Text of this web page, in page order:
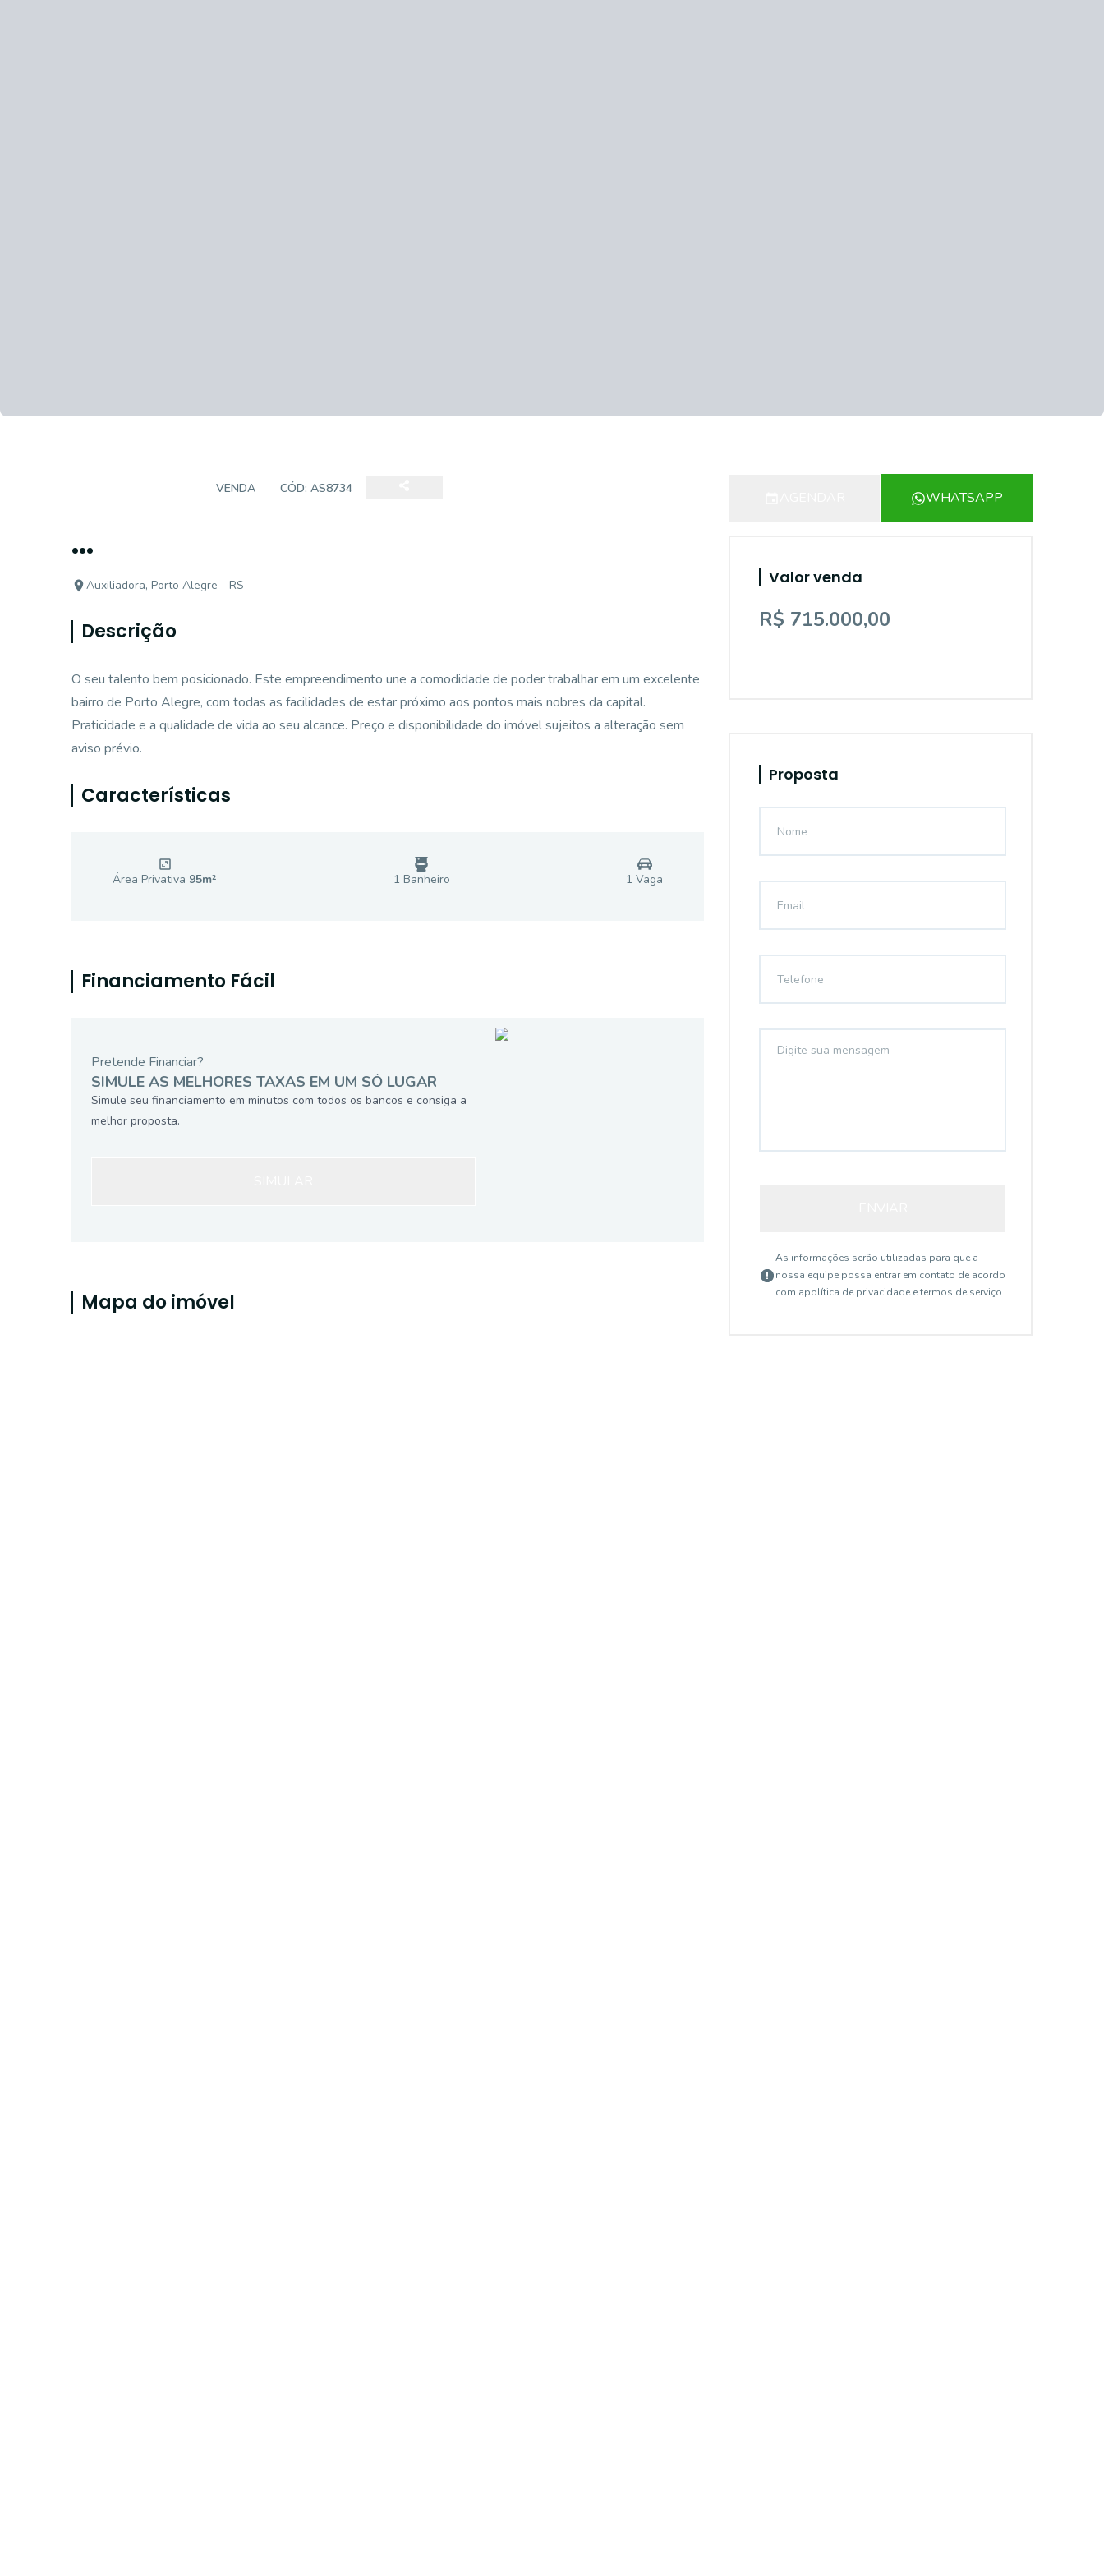
VENDA CÓD: AS8734
...
Auxiliadora, Porto Alegre - RS
Descrição
O seu talento bem posicionado. Este empreendimento une a comodidade de poder trabalhar em um excelente
bairro de Porto Alegre, com todas as facilidades de estar próximo aos pontos mais nobres da capital.
Praticidade e a qualidade de vida ao seu alcance. Preço e disponibilidade do imóvel sujeitos a alteração sem
aviso prévio.
Características
Área Privativa 95m² 1 Banheiro 1 Vaga
Financiamento Fácil
Pretende Financiar?
SIMULE AS MELHORES TAXAS EM UM SÓ LUGAR
Simule seu financiamento em minutos com todos os bancos e consiga a
melhor proposta.
Mapa do imóvel
WHATSAPP
Valor venda
R$ 715.000,00
Proposta
As informações serão utilizadas para que a
nossa equipe possa entrar em contato de acordo
com apolítica de privacidade e termos de serviço